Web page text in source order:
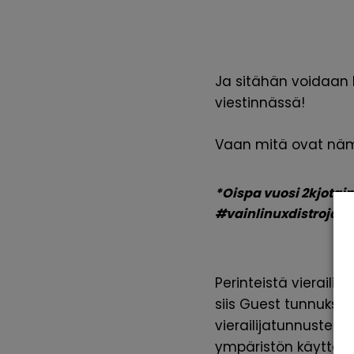
Ja sitähän
viestinnässä!
Vaan mitä ovat
*Oispa vuosi
Perinteistä
siis Guest
vierailijatunnusten
ympäristön